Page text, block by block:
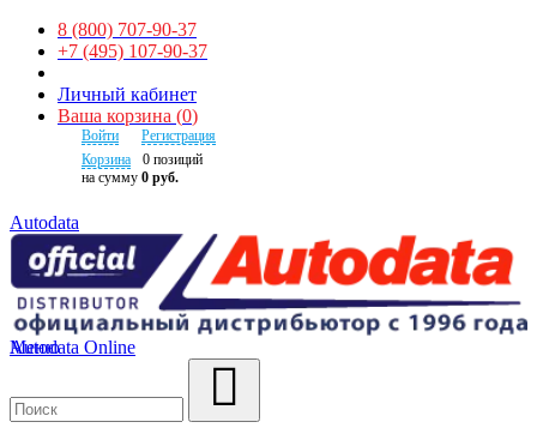
8 (800) 707-90-37
+7 (495) 107-90-37
Личный кабинет
Ваша корзина (0)
Войти
Регистрация
Корзина
0 позиций
на сумму 0 руб.
Autodata
Autodata Online
Меню